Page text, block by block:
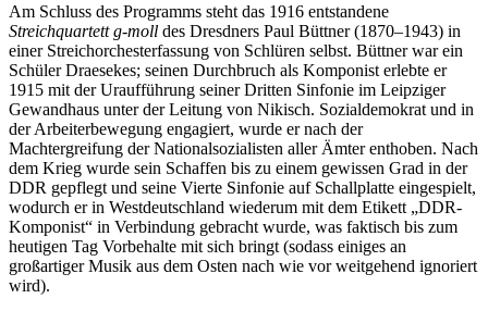
Am Schluss des Programms steht das 1916 entstandene
Streichquartett g-moll des Dresdners Paul Büttner (1870–1943) in
einer Streichorchesterfassung von Schlüren selbst. Büttner war ein
Schüler Draesekes; seinen Durchbruch als Komponist erlebte er
1915 mit der Uraufführung seiner Dritten Sinfonie im Leipziger
Gewandhaus unter der Leitung von Nikisch. Sozialdemokrat und in
der Arbeiterbewegung engagiert, wurde er nach der
Machtergreifung der Nationalsozialisten aller Ämter enthoben. Nach
dem Krieg wurde sein Schaffen bis zu einem gewissen Grad in der
DDR gepflegt und seine Vierte Sinfonie auf Schallplatte eingespielt,
wodurch er in Westdeutschland wiederum mit dem Etikett „DDR-
Komponist“ in Verbindung gebracht wurde, was faktisch bis zum
heutigen Tag Vorbehalte mit sich bringt (sodass einiges an
großartiger Musik aus dem Osten nach wie vor weitgehend ignoriert
wird).